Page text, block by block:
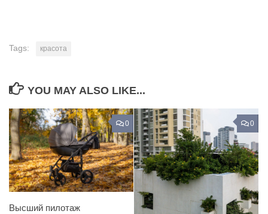
Tags: красота
YOU MAY ALSO LIKE...
0
Высший пилотаж
0